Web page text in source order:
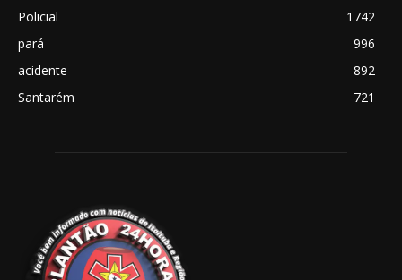
Policial
1742
pará
996
acidente
892
Santarém
721